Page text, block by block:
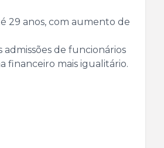
29 anos, com aumento de
admissões de funcionários
financeiro mais igualitário.